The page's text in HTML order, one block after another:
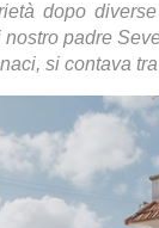
dopo
padre
si contava